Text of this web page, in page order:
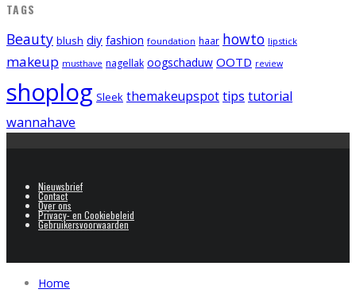
TAGS
Beauty blush diy fashion foundation haar howto lipstick
makeup musthave nagellak oogschaduw OOTD review
shoplog Sleek themakeupspottips tutorial
wannahave
Nieuwsbrief
Contact
Over ons
Privacy- en Cookiebeleid
Gebruikersvoorwaarden
Home